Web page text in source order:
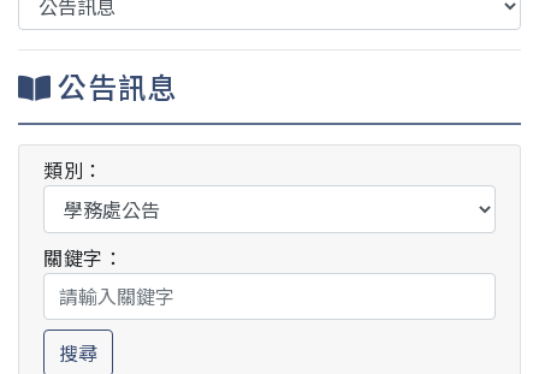
公告訊息
類別：
關鍵字：
搜尋